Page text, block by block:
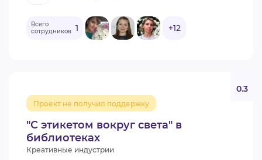
Всего
сотрудников 1 +12
"С этикетом вокруг света" в
библиотеках
Проект не получил поддержку
0.3
Креативные индустрии